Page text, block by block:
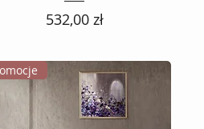
Cena
532,00 zł